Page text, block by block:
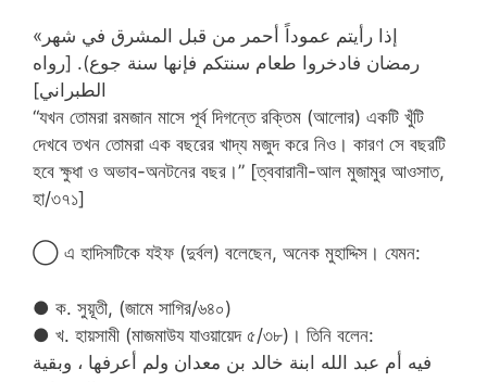
«إذا رأيتم عموداً أحمر من قبل المشرق في شهر
رمضان فادخروا طعام سنتكم فإنها سنة جوع). [رواه
الطبراني]
“যখন তোমরা রমজান মাসে পূর্ব দিগন্তে রক্তিম (আলোর) একটি খুঁটি
দেখবে তখন তোমরা এক বছরের খাদ্য মজুদ করে নিও। কারণ সে বছরটি
হবে ক্ষুধা ও অভাব-অনটনের বছর।” [ত্ববারানী-আল মুজামুর আওসাত,
হা/৩৭১]
◯ এ হাদিসটিকে যইফ (দুর্বল) বলেছেন, অনেক মুহাদ্দিস। যেমন:
● ক. সুয়ূতী, (জামে সাগির/৬৪০)
● খ. হায়সামী (মাজমাউয যাওয়ায়েদ ৫/৩৮)। তিনি বলেন:
فيه أم عبد الله ابنة خالد بن معدان ولم أعرفها ، وبقية